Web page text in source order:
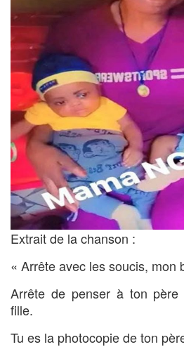
Extrait de la chanson :
« Arrête avec les soucis, mon
Arrête de penser à ton père
fille.
Tu es la photocopie de ton